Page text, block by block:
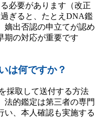
必要があります（改正
ぎると、たとえDNA鑑
嫡出否認の申立てが認め
期の対応が重要です
は何ですか？
採取して送付する方法
法的鑑定は第三者の専門
い、本人確認も実施する